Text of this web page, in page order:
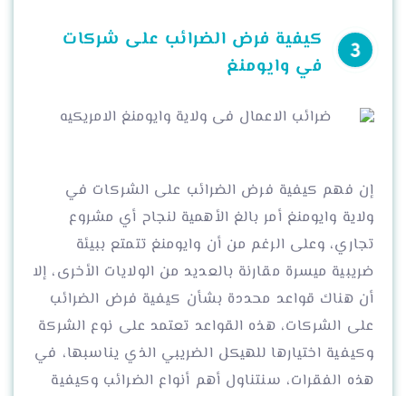
كيفية فرض الضرائب على شركات
في وايومنغ
إن فهم كيفية فرض الضرائب على الشركات في
ولاية وايومنغ أمر بالغ الأهمية لنجاح أي مشروع
تجاري، وعلى الرغم من أن وايومنغ تتمتع ببيئة
ضريبية ميسرة مقارنة بالعديد من الولايات الأخرى، إلا
أن هناك قواعد محددة بشأن كيفية فرض الضرائب
على الشركات، هذه القواعد تعتمد على نوع الشركة
وكيفية اختيارها للهيكل الضريبي الذي يناسبها، في
هذه الفقرات، سنتناول أهم أنواع الضرائب وكيفية